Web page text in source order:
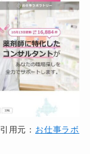
引用元： お仕事ラボ